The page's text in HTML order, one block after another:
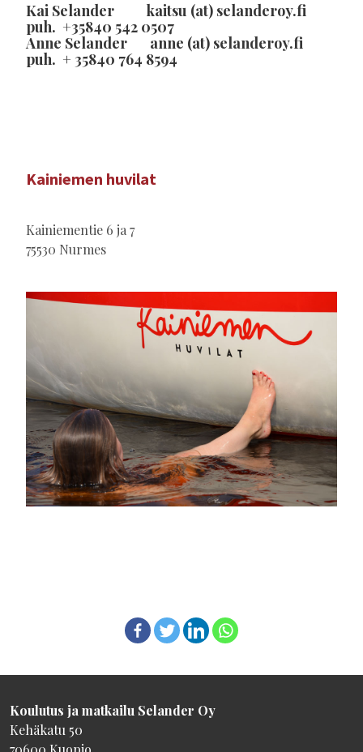
Kai Selander kaitsu (at) selanderoy.fi
puh. +35840 542 0507
Anne Selander anne (at) selanderoy.fi
puh. + 35840 764 8594
Kainiemen huvilat
Kainiementie 6 ja 7
75530 Nurmes
Koulutus ja matkailu Selander Oy
Kehäkatu 50